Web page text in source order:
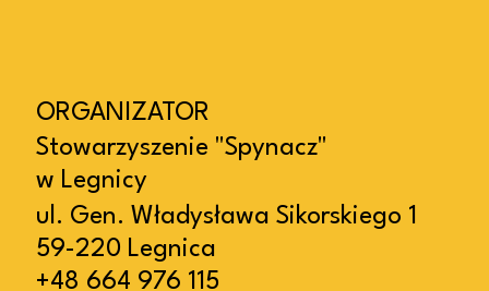
ORGANIZATOR
Stowarzyszenie "Spynacz"
w Legnicy
ul. Gen. Władysława Sikorskiego 1
59-220 Legnica
+48 664 976 115